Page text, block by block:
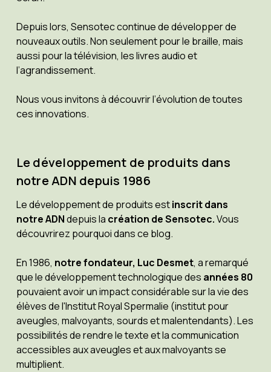
Depuis lors, Sensotec continue de développer de
nouveaux outils. Non seulement pour le braille, mais
aussi pour la télévision, les livres audio et
l’agrandissement.
Nous vous invitons à découvrir l’évolution de toutes
ces innovations.
Le développement de produits dans
notre ADN depuis 1986
Le développement de produits estinscrit dans
notre ADNdepuis la création de Sensotec.Vous
découvrirez pourquoi dans ce blog.
En 1986, notre fondateur, Luc Desmet, a remarqué
que le développement technologique des années 80
pouvaient avoir un impact considérable sur la vie des
élèves de l'Institut Royal Spermalie (institut pour
aveugles, malvoyants, sourds et malentendants). Les
possibilités de rendre le texte et la communication
accessibles aux aveugles et aux malvoyants se
multiplient.